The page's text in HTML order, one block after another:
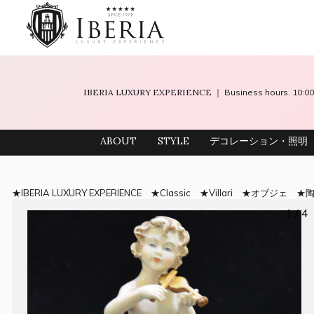
IBERIA LUXURY EXPERIENCE ｜ Business hours.
ABOUT STYLE デコレーション・照明
IBERIA LUXURY EXPERIENCE Classic Villari オブジェ
1 / 4